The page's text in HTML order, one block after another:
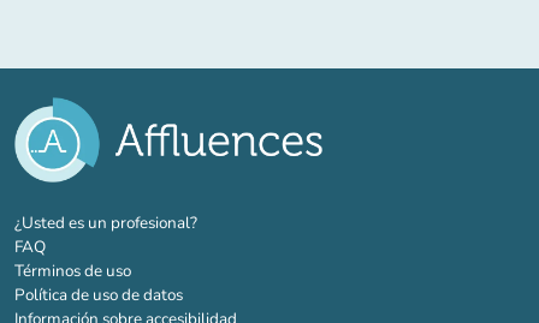
¿Usted es un profesional?(nueva pestaña)
FAQ
Términos de uso
Política de uso de datos